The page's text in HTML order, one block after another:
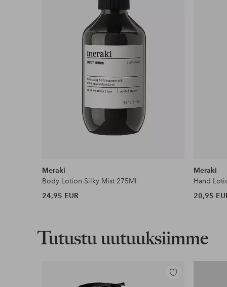
Meraki
Body Lotion Silky Mist 275Ml
24,95 EUR
Meraki
Hand
20,95
Tutustu uutuuksiimme
Lisää